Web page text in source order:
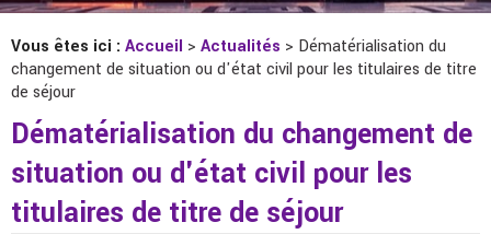
Vous êtes ici : Accueil > Actualités > Dématérialisation du
changement de situation ou d'état civil pour les titulaires de titre
de séjour
Dématérialisation du changement de
situation ou d'état civil pour les
titulaires de titre de séjour